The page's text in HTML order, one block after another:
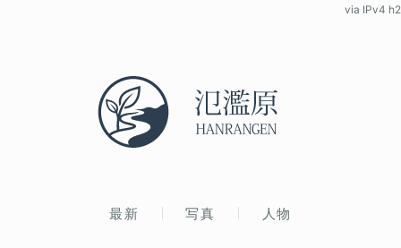
最新 写真 人物
via IPv4 h2